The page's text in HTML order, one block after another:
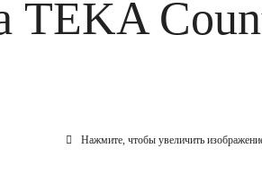
TEKA
Нажмите, чтобы увеличить